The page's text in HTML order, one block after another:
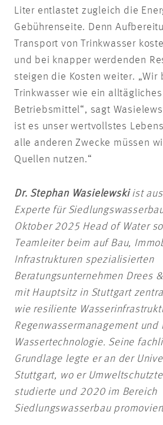
Liter entlastet zugleich die
Gebührenseite. Denn
Transport von Trinkwasser
und bei knapper werdenden
steigen die Kosten weiter. „Wir
Trinkwasser wie ein alltägliches
Betriebsmittel“, sagt
ist es unser wertvollstes
alle anderen Zwecke müssen
Quellen nutzen.“
Dr. Stephan Wasielewskiist
Experte für
Oktober 2025 Head of Water
Teamleiter beim auf Bau,
Infrastrukturen spezialisierten
Beratungsunternehmen Drees
mit Hauptsitz in Stuttgart
wie resiliente
Regenwassermanagement
Wassertechnologie. Seine
Grundlage legte er an der
Stuttgart, wo er
studierte und 2020 im Bereich
Siedlungswasserbau